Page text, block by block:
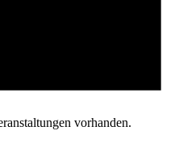
vorhanden.